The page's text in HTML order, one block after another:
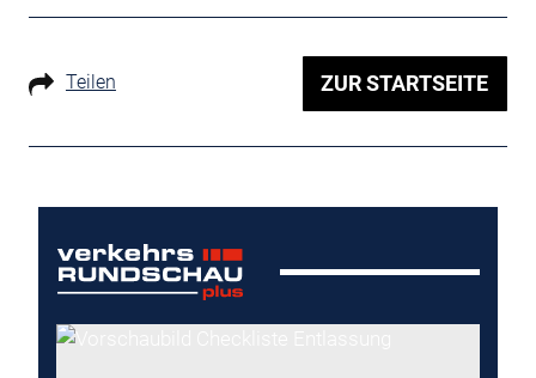
Teilen ZUR STARTSEITE